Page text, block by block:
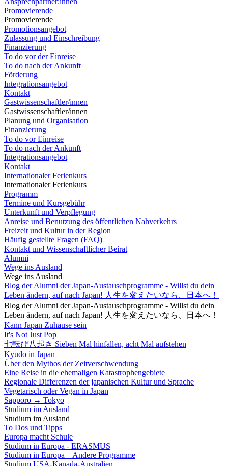
Promovierende
Promovierende
Promotionsangebot
Zulassung und Einschreibung
Finanzierung
To do vor der Einreise
To do nach der Ankunft
Förderung
Integrationsangebot
Kontakt
Gastwissenschaftler/innen
Gastwissenschaftler/innen
Planung und Organisation
Finanzierung
To do vor Einreise
To do nach der Ankunft
Integrationsangebot
Kontakt
Internationaler Ferienkurs
Internationaler Ferienkurs
Programm
Termine und Kursgebühr
Unterkunft und Verpflegung
Anreise und Benutzung des öffentlichen Nahverkehrs
Freizeit und Kultur in der Region
Häufig gestellte Fragen (FAQ)
Kontakt und Wissenschaftlicher Beirat
Alumni
Wege ins Ausland
Wege ins Ausland
Blog der Alumni der Japan-Austauschprogramme - Willst du dein
Leben ändern, auf nach Japan! 人生を変えたいなら、日本へ！
Blog der Alumni der Japan-Austauschprogramme - Willst du dein
Leben ändern, auf nach Japan! 人生を変えたいなら、日本へ！
Kann Japan Zuhause sein
It's Not Just Pop
七転び八起き Sieben Mal hinfallen, acht Mal aufstehen
Kyudo in Japan
Über den Mythos der Zeitverschwendung
Eine Reise in die ehemaligen Katastrophengebiete
Regionale Differenzen der japanischen Kultur und Sprache
Vegetarisch oder Vegan in Japan
Sapporo → Tokyo
Studium im Ausland
Studium im Ausland
To Dos und Tipps
Europa macht Schule
Studium in Europa - ERASMUS
Studium in Europa – Andere Programme
Studium USA-Kanada-Australien